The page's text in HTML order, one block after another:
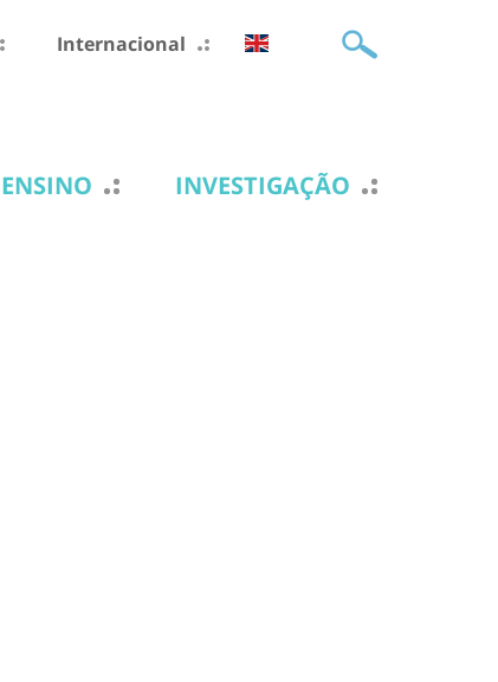
Internacional
ENSINO INVESTIGAÇÃO